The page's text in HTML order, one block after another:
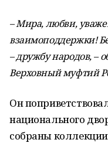
– Мира, любви,
взаимоподдержки!
– дружбу народов, –
Верховный муфтий
Он
национального
собраны